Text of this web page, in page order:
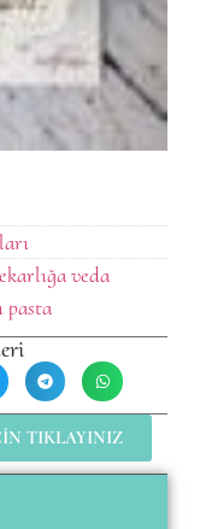
veda
pasta
TIKLAYINIZ